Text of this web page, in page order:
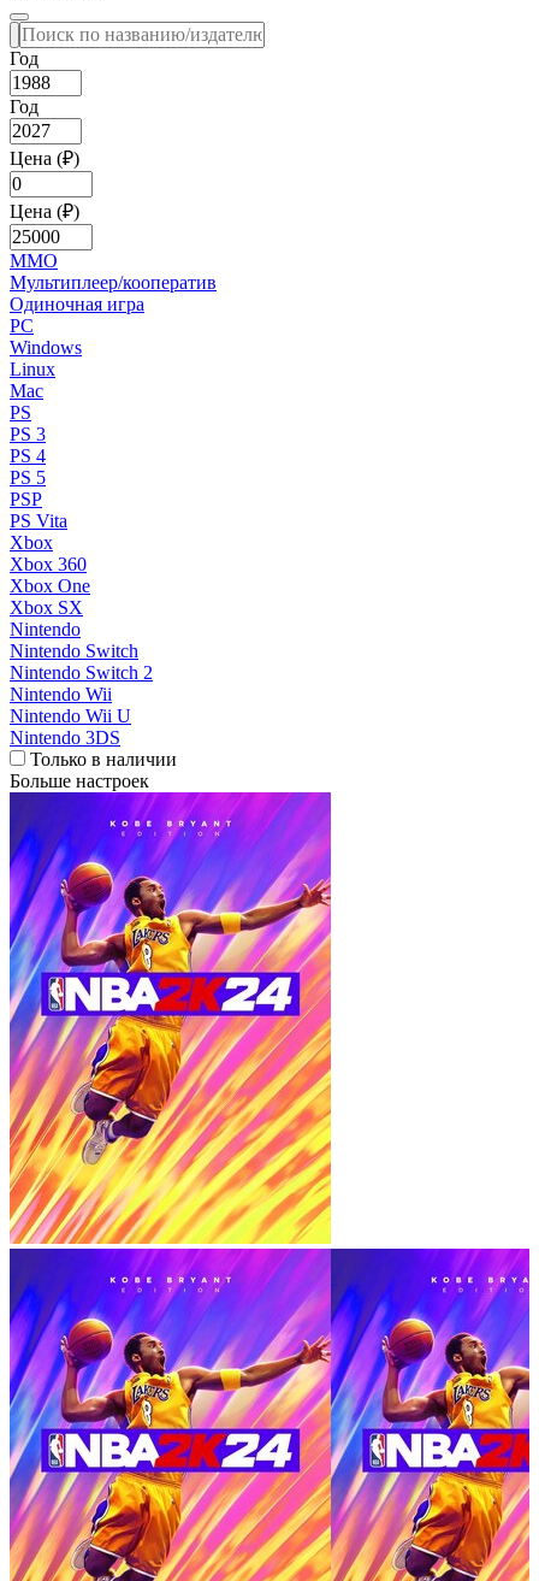
Год
Год
Цена (₽)
Цена (₽)
MMO
Мультиплеер/кооператив
Одиночная игра
PC
Windows
Linux
Mac
PS
PS 3
PS 4
PS 5
PSP
PS Vita
Xbox
Xbox 360
Xbox One
Xbox SX
Nintendo
Nintendo Switch
Nintendo Switch 2
Nintendo Wii
Nintendo Wii U
Nintendo 3DS
Только в наличии
Больше настроек